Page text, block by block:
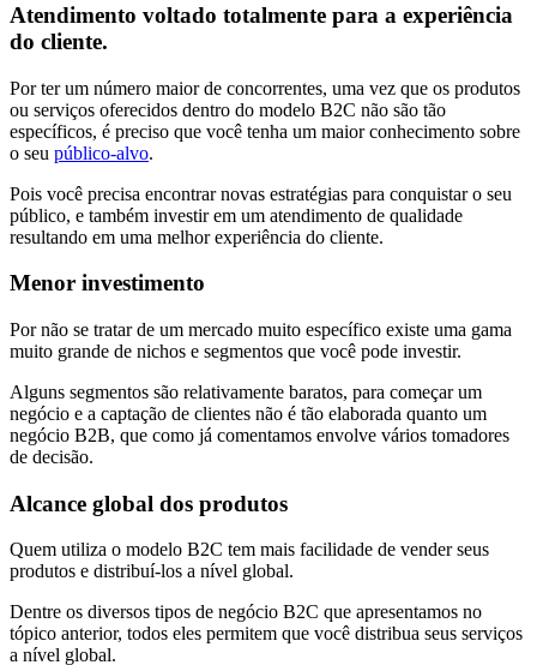
Atendimento voltado totalmente para a experiência
do cliente.
Por ter um número maior de concorrentes, uma vez que os produtos
ou serviços oferecidos dentro do modelo B2C não são tão
específicos, é preciso que você tenha um maior conhecimento sobre
o seu público-alvo.
Pois você precisa encontrar novas estratégias para conquistar o seu
público, e também investir em um atendimento de qualidade
resultando em uma melhor experiência do cliente.
Menor investimento
Por não se tratar de um mercado muito específico existe uma gama
muito grande de nichos e segmentos que você pode investir.
Alguns segmentos são relativamente baratos, para começar um
negócio e a captação de clientes não é tão elaborada quanto um
negócio B2B, que como já comentamos envolve vários tomadores
de decisão.
Alcance global dos produtos
Quem utiliza o modelo B2C tem mais facilidade de vender seus
produtos e distribuí-los a nível global.
Dentre os diversos tipos de negócio B2C que apresentamos no
tópico anterior, todos eles permitem que você distribua seus serviços
a nível global.